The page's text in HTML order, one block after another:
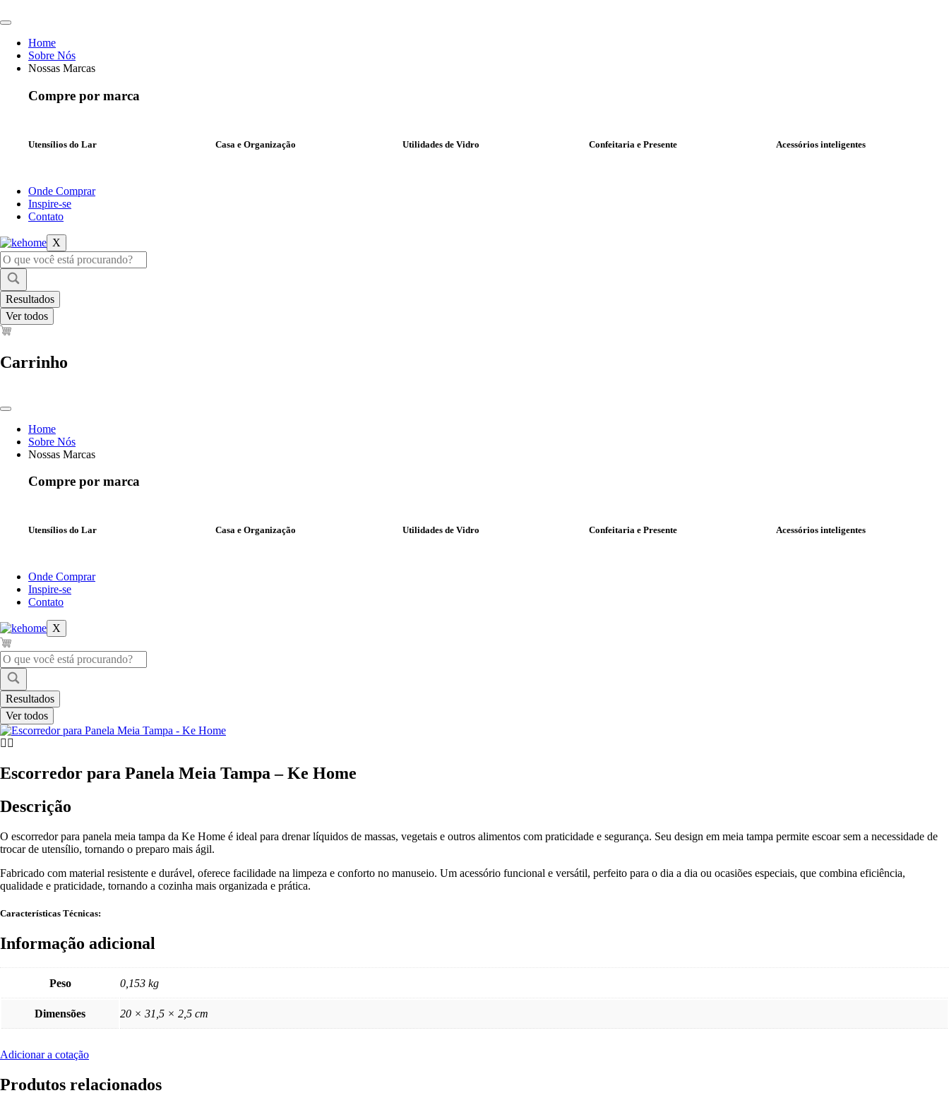
para
conteúdoHome
Sobre Nós
Nossas Marcas
Compre por marca
Utensílios do Lar Casa e Organização Utilidades de Vidro Confeitaria e Presente Acessórios inteligentes
Onde Comprar
Inspire-se
Contato
X
Pesquisar
...
Resultados
Ver todos
Carrinho
Home
Sobre Nós
Nossas Marcas
Compre por marca
Utensílios do Lar Casa e Organização Utilidades de Vidro Confeitaria e Presente Acessórios inteligentes
Onde Comprar
Inspire-se
Contato
X
Pesquisar
...
Resultados
Ver todos
Escorredor para Panela Meia Tampa – Ke Home
Descrição
O escorredor para panela meia tampa da Ke Home é ideal para drenar líquidos de massas, vegetais e outros alimentos com praticidade e segurança. Seu design em meia tampa permite escoar sem a necessidade de
trocar de utensílio, tornando o preparo mais ágil.
Fabricado com material resistente e durável, oferece facilidade na limpeza e conforto no manuseio. Um acessório funcional e versátil, perfeito para o dia a dia ou ocasiões especiais, que combina eficiência,
qualidade e praticidade, tornando a cozinha mais organizada e prática.
Características Técnicas:
Informação adicional
Peso 0,153 kg
Dimensões 20 × 31,5 × 2,5 cm
Adicionar a cotação
Produtos relacionados